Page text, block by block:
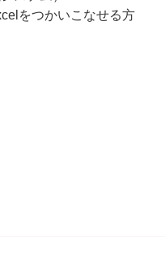
をつかいこなせる方